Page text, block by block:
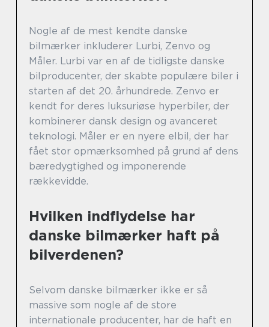
Nogle af de mest kendte danske
bilmærker inkluderer Lurbi, Zenvo og
Måler. Lurbi var en af de tidligste danske
bilproducenter, der skabte populære biler i
starten af det 20. århundrede. Zenvo er
kendt for deres luksuriøse hyperbiler, der
kombinerer dansk design og avanceret
teknologi. Måler er en nyere elbil, der har
fået stor opmærksomhed på grund af dens
bæredygtighed og imponerende
rækkevidde.
Hvilken indflydelse har
danske bilmærker haft på
bilverdenen?
Selvom danske bilmærker ikke er så
massive som nogle af de store
internationale producenter, har de haft en